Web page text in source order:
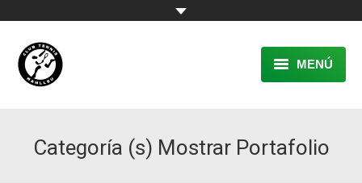
MENÚ
RESERVA
Categoría (s) Mostrar Portafolio